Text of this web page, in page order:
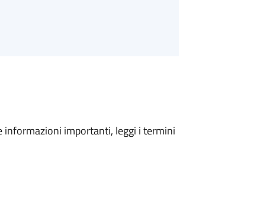
informazioni importanti, leggi i termini